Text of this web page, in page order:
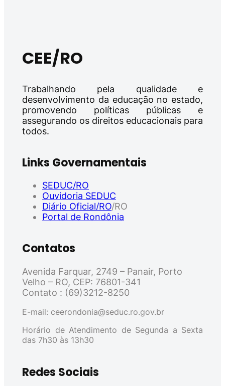
CEE/RO
Trabalhando pela qualidade e
desenvolvimento da educação no estado,
promovendo políticas públicas e
assegurando os direitos educacionais para
todos.
Links Governamentais
SEDUC/RO
Ouvidoria SEDUC
Diário Oficial/RO/RO
Portal de Rondônia
Contatos
Avenida Farquar, 2749 – Panair, Porto
Velho – RO, CEP: 76801-341
Contato : (69)3212-8250
E-mail: ceerondonia@seduc.ro.gov.br
Horário de Atendimento de Segunda a Sexta
das 7h30 às 13h30
Redes Sociais